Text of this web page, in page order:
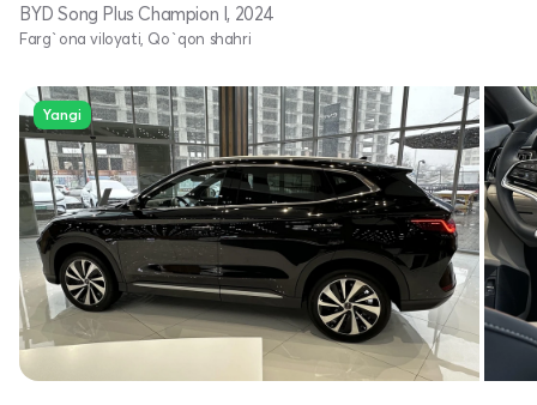
BYD Song Plus Champion I, 2024
Farg`ona viloyati, Qo`qon shahri
Yangi